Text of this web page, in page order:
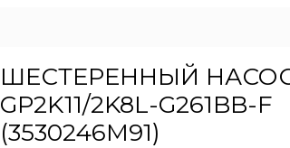
ШЕСТЕРЕННЫЙ
GP2K11/2K8L-G261BB-F
(3530246M91)